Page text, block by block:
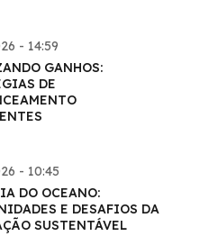
- 14:59
GANHOS:
DE
- 10:45
DO OCEANO:
E DESAFIOS DA
SUSTENTÁVEL